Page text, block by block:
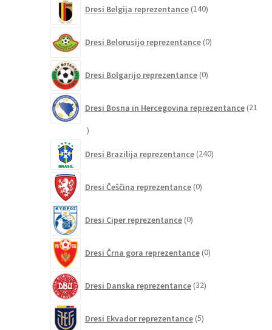
Dresi Belgija reprezentance 140izdelkov
Dresi Belorusijo reprezentance 0izdelkov
Dresi Bolgarijo reprezentance 0izdelkov
Dresi Bosna in Hercegovina reprezentance 21
21
Dresi Brazilija reprezentance 240izdelkov
Dresi Češčina reprezentance 0izdelkov
Dresi Ciper reprezentance 0izdelkov
Dresi Črna gora reprezentance 0izdelkov
Dresi Danska reprezentance 32izdelkov
Dresi Ekvador reprezentance 5izdelkov